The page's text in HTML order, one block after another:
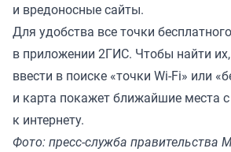
и вредоносные сайты.
Для удобства все точки
в приложении 2ГИС. Чтобы найти
ввести в поиске «точки Wi-Fi» или
и карта покажет ближайшие места
к интернету.
Фото: пресс-служба правительства